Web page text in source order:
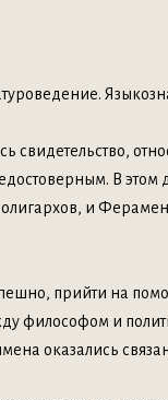
свидетельство,
В
и
прийти на
философом и
оказались